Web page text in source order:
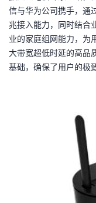
信与华为公司携手，通
兆接入能力，同时结合
业的家庭组网能力，为
大带宽超低时延的高品
基础，确保了用户的极